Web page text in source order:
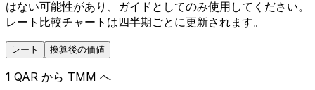
はない可能性があり、ガイドとしてのみ使用してください。
レート比較チャートは四半期ごとに更新されます。
レート 換算後の価値
1 QAR から TMM へ